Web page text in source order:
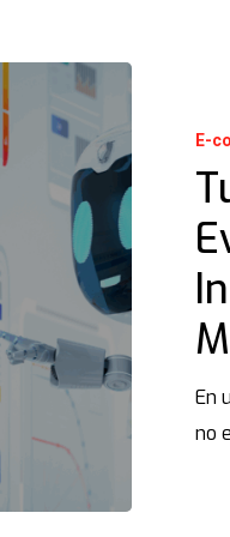
E-
En
no